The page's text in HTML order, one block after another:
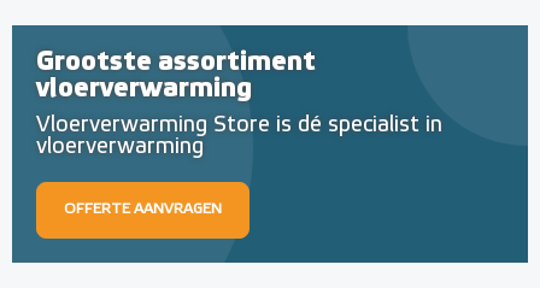
Grootste assortiment
vloerverwarming
Vloerverwarming Store is dé specialist in
vloerverwarming
OFFERTE AANVRAGEN